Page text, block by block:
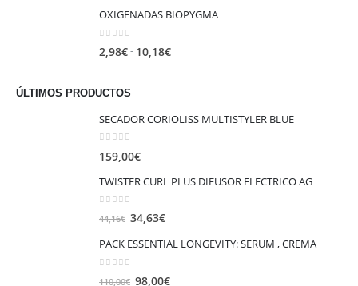
hasta
OXIGENADAS BIOPYGMA
2,98€- 10,18€Rango
2,98€
ÚLTIMOS PRODUCTOS
SECADOR CORIOLISS MULTISTYLER BLUE
159,00€
TWISTER CURL PLUS DIFUSOR ELECTRICO AG
out of 5
44,16€ El
original
34,63€El
actual
PACK ESSENTIAL LONGEVITY: SERUM , CREMA
110,00€ El
98,00€El